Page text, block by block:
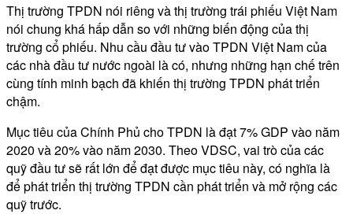
Thị trường TPDN nói riêng và thị trường trái phiếu Việt Nam
nói chung khá hấp dẫn so với những biến động của thị
trường cổ phiếu. Nhu cầu đầu tư vào TPDN Việt Nam của
các nhà đầu tư nước ngoài là có, nhưng những hạn chế trên
cùng tính minh bạch đã khiến thị trường TPDN phát triển
chậm.
Mục tiêu của Chính Phủ cho TPDN là đạt 7% GDP vào năm
2020 và 20% vào năm 2030. Theo VDSC, vai trò của các
quỹ đầu tư sẽ rất lớn để đạt được mục tiêu này, có nghĩa là
để phát triển thị trường TPDN cần phát triển và mở rộng các
quỹ trước.